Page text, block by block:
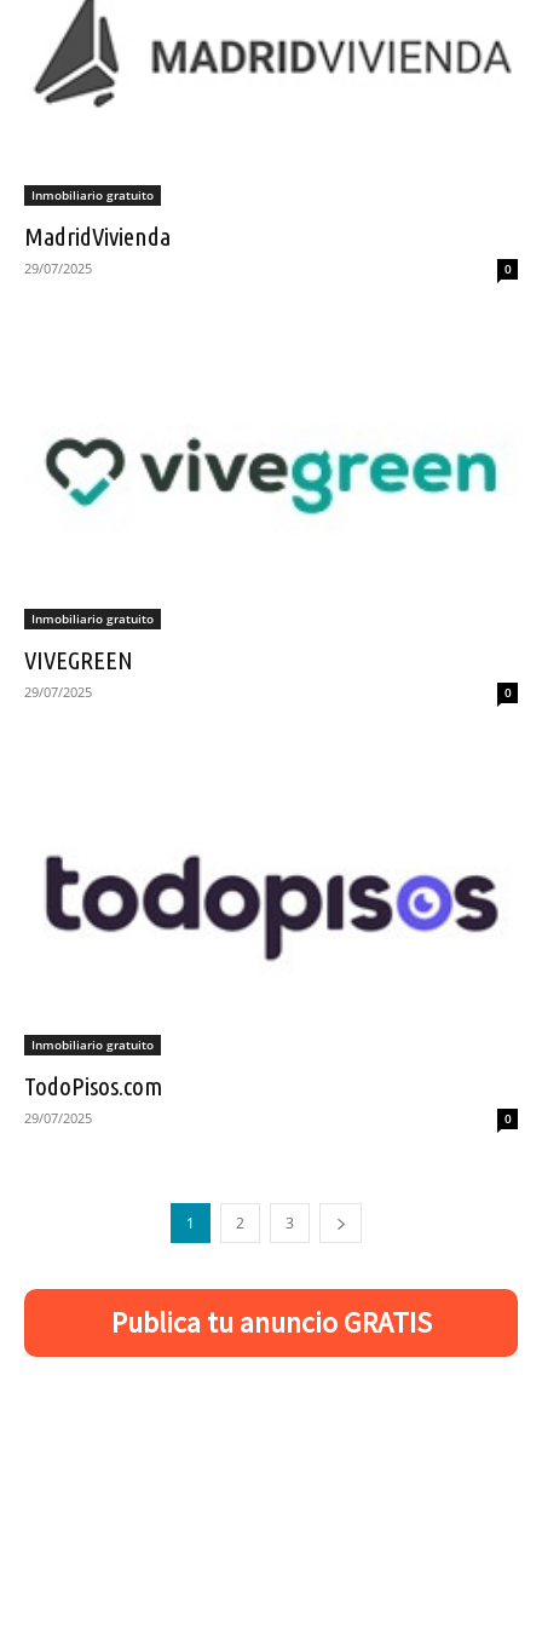
Inmobiliario gratuito
MadridVivienda
29/07/2025 0
Inmobiliario gratuito
VIVEGREEN
29/07/2025 0
Inmobiliario gratuito
TodoPisos.com
29/07/2025 0
1 2 3
Publica tu anuncio GRATIS